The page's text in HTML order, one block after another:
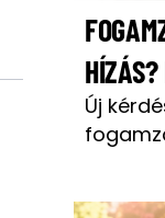
Új